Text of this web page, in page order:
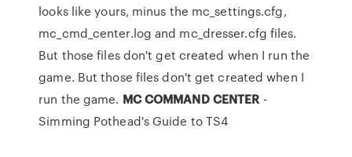
looks like yours, minus the mc_settings.cfg,
mc_cmd_center.log and mc_dresser.cfg files.
But those files don't get created when I run the
game. But those files don't get created when I
run the game. MCCOMMAND CENTER -
Simming Pothead's Guide to TS4